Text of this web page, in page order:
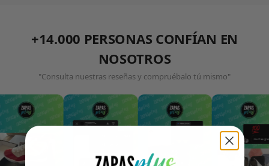
+14.000 PERSONAS CONFÍAN EN
NOSOTROS
"Consulta nuestras reseñas y compruébalo tú mismo"